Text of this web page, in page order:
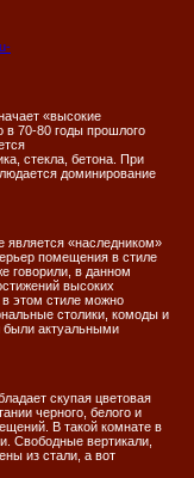
«высокие
в 70-80 годы прошлого
стекла, бетона. При
доминирование
является «наследником»
помещения в стиле
говорили, в данном
высоких
этом стиле можно
столики, комоды и
были актуальными
скупая цветовая
черного, белого и
В такой комнате в
Свободные вертикали,
из стали, а вот